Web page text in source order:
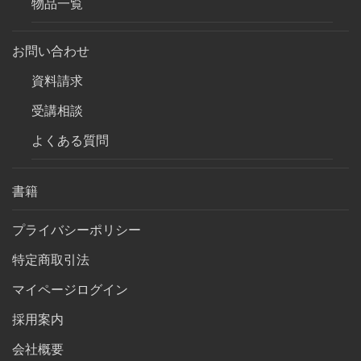
お問い合わせ
資料請求
受講相談
よくある質問
書籍
プライバシーポリシー
特定商取引法
マイページログイン
採用案内
会社概要